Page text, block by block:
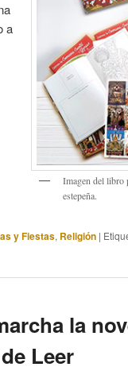
Imagen del libro
estepeña.
a
y Fiestas, Religión |
la
Leer